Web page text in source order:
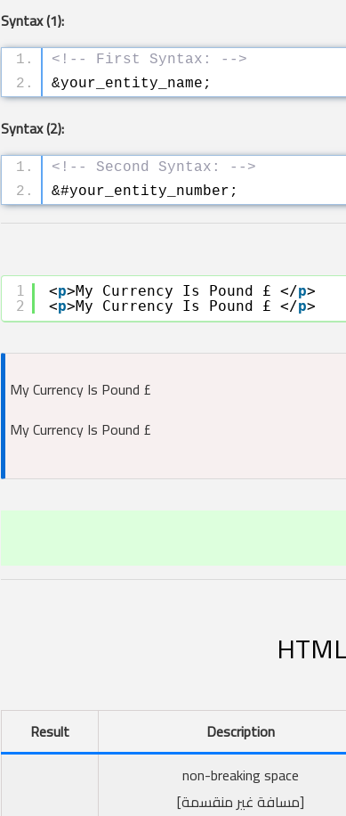
Syntax (1):
<!-- First Syntax: -->
&your_entity_name;
Syntax (2):
<!-- Second Syntax: -->
&#your_entity_number;
1
2
<p>My Currency Is Pound £ </p>
<p>My Currency Is Pound £ </p>
My Currency Is Pound £
My Currency Is Pound £
Description
Result
non-breaking space
[مسافة غير منقسمة]